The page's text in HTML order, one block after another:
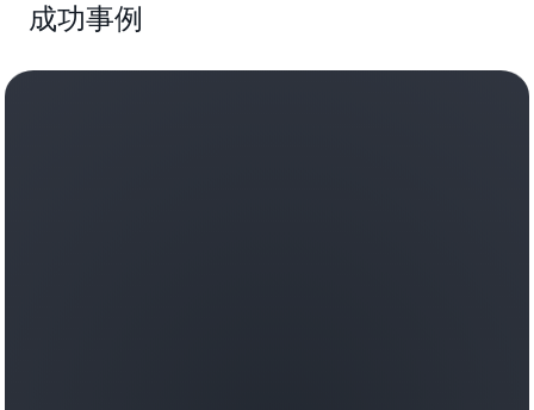
理店サポートにアクセスして、導入事例、ソリュー
ケティングキャンペーンアセットなど、移行販売活
成功事例